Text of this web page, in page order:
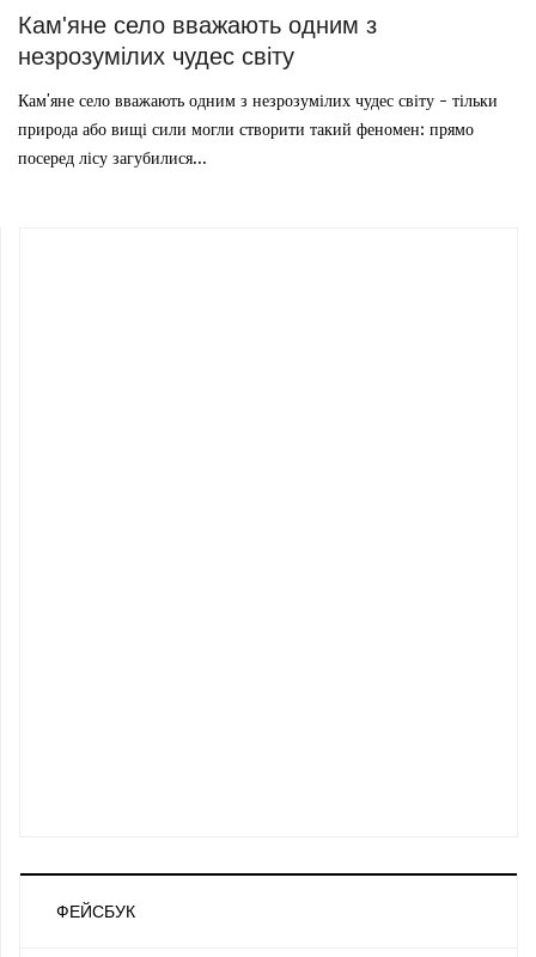
Кам'яне село вважають одним з
незрозумілих чудес світу
Кам'яне село вважають одним з незрозумілих чудес світу - тільки
природа або вищі сили могли створити такий феномен: прямо
посеред лісу загубилися...
ФЕЙСБУК